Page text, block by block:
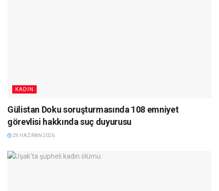
KADIN
Gülistan Doku soruşturmasında 108 emniyet
görevlisi hakkında suç duyurusu
29 HAZIRAN 2026